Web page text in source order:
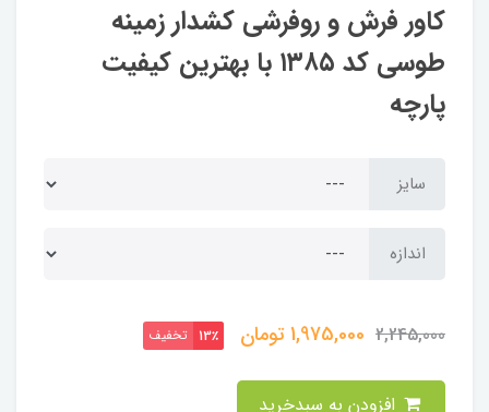
کاور فرش و روفرشی کشدار زمینه
طوسی کد ۱۳۸۵ با بهترین کیفیت
پارچه
سایز
اندازه
2,245,000
1,975,000تومان 13٪ تخفیف